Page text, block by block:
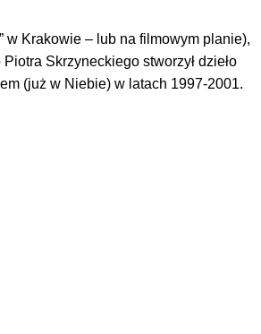
w Krakowie – lub na filmowym planie),
Skrzyneckiego stworzył dzieło
(już w Niebie) w latach 1997-2001.